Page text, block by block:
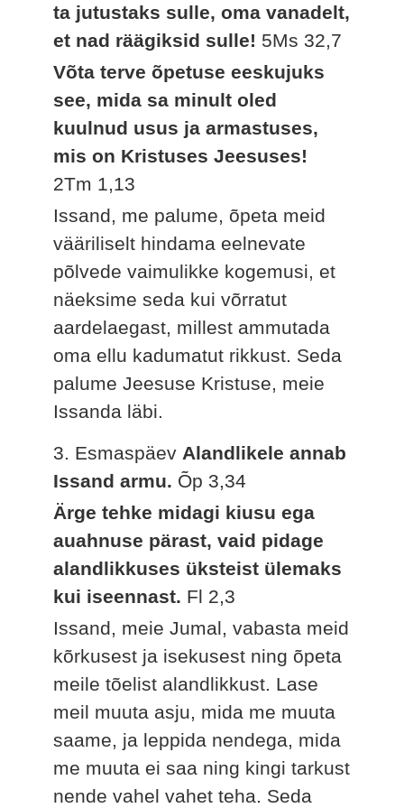
ta jutustaks sulle, oma vanadelt,
et nad räägiksid sulle! 5Ms 32,7
Võta terve õpetuse eeskujuks
see, mida sa minult oled
kuulnud usus ja armastuses,
mis on Kristuses Jeesuses!
2Tm 1,13
Issand, me palume, õpeta meid
vääriliselt hindama eelnevate
põlvede vaimulikke kogemusi, et
näeksime seda kui võrratut
aardelaegast, millest ammutada
oma ellu kadumatut rikkust. Seda
palume Jeesuse Kristuse, meie
Issanda läbi.
3. Esmaspäev Alandlikele annab
Issand armu. Õp 3,34
Ärge tehke midagi kiusu ega
auahnuse pärast, vaid pidage
alandlikkuses üksteist ülemaks
kui iseennast. Fl 2,3
Issand, meie Jumal, vabasta meid
kõrkusest ja isekusest ning õpeta
meile tõelist alandlikkust. Lase
meil muuta asju, mida me muuta
saame, ja leppida nendega, mida
me muuta ei saa ning kingi tarkust
nende vahel vahet teha. Seda